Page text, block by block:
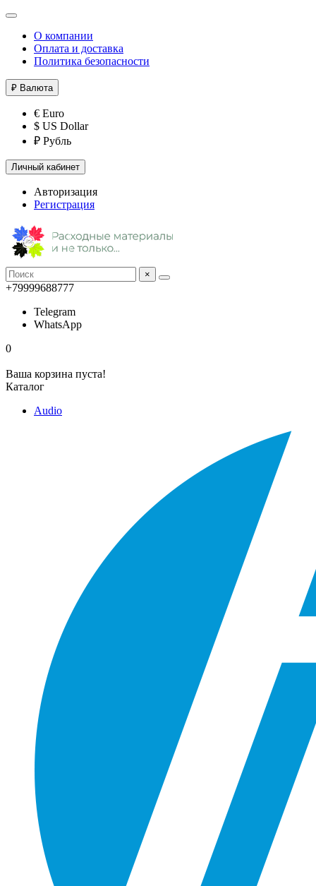
О компании
Оплата и доставка
Политика безопасности
₽ Валюта
€ Euro
$ US Dollar
₽ Рубль
Личный кабинет
Авторизация
Регистрация
×
+79999688777
Telegram
WhatsApp
0
Ваша корзина пуста!
Каталог
Audio